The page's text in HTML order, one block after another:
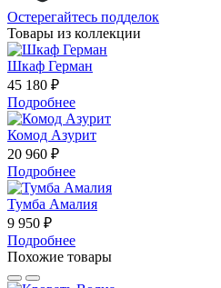
Остерегайтесь подделок
Товары из коллекции
Шкаф Герман
45 180 ₽
Подробнее
Комод Азурит
20 960 ₽
Подробнее
Тумба Амалия
9 950 ₽
Подробнее
Похожие товары